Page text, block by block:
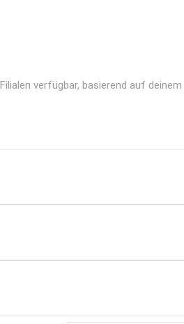
verfügbar, basierend auf